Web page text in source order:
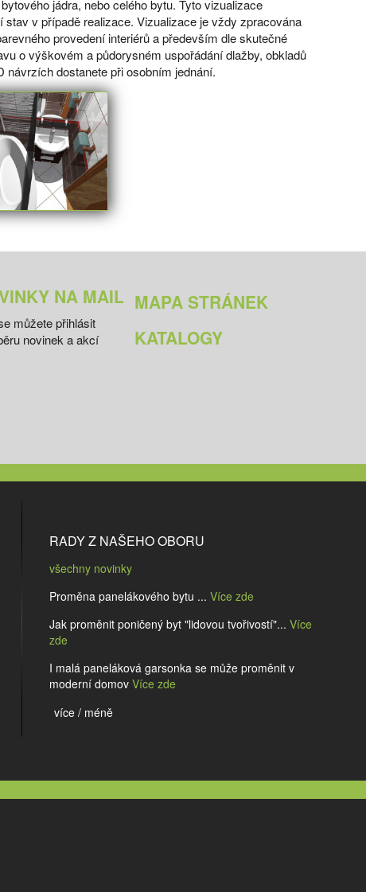
jádra, nebo celého bytu. Tyto vizualizace
v případě realizace. Vizualizace je vždy zpracována
provedení interiérů a především dle skutečné
o výškovém a půdorysném uspořádání dlažby, obkladů
dostanete při osobním jednání.
NA MAIL
můžete přihlásit
novinek a akcí
MAPA STRÁNEK
KATALOGY
RADY Z NAŠEHO OBORU
všechny novinky
Proměna panelákového bytu ... Více zde
Jak proměnit poničený byt "lidovou tvořivostí"... Více
zde
I malá paneláková garsonka se může proměnit v
moderní domov Více zde
více / méně